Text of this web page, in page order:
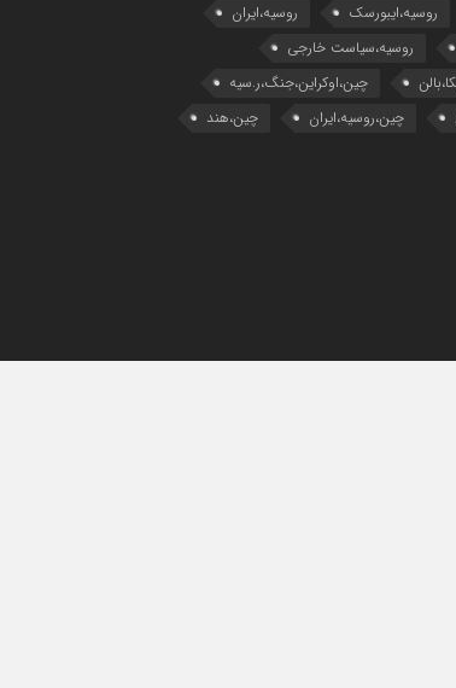
روسیه،ایبورسک
روسیه،ایران
روسیه،سیاست خارجی
چین،اوکراین،جنگ،ر.سیه
چین،روسیه،ایران
چین،هند